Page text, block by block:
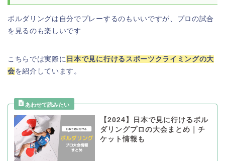
ボルダリングは自分でプレーするのもいいですが、プロの試合
を見るのも楽しいです
こちらでは実際に 日本で見に行けるスポーツクライミングの大
会を紹介しています。
【2024】日本で見に行けるボル
ダリングプロの大会まとめ｜チ
ケット情報も